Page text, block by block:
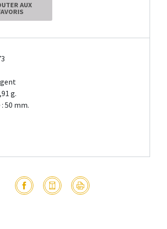
AUX
g.
50 mm.